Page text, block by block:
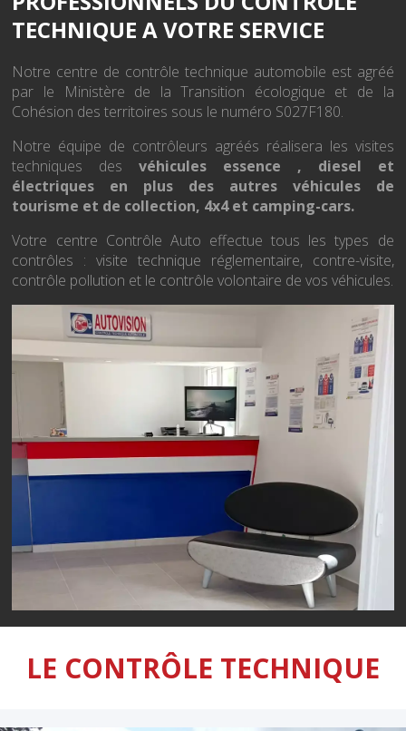
TECHNIQUE A VOTRE SERVICE
Notre centre de contrôle technique automobile est agréé
par le Ministère de la Transition écologique et de la
Cohésion des territoires sous le numéro S027F180.
Notre équipe de contrôleurs agréés réalisera les visites
techniques desvéhicules essence , diesel et
électriques en plus des autres véhicules de
tourisme et de collection, 4x4 et camping-cars.
Votre centre Contrôle Auto effectue tous les types de
contrôles : visite technique réglementaire, contre-visite,
contrôle pollution et le contrôle volontaire de vos véhicules.
LE CONTRÔLE TECHNIQUE